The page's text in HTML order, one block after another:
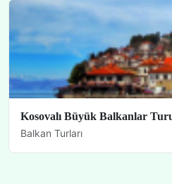
Kosovalı Büyük Balkanlar
Balkan Turları